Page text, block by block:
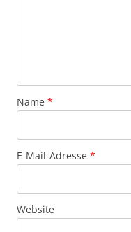
Name *
E-Mail-Adresse *
Website